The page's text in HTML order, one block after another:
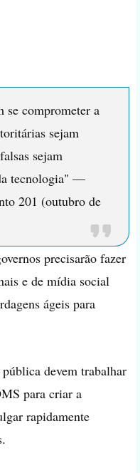
se comprometer a
sejam
sejam
tecnologia" —
201 (outubro de
precisarão fazer
e de mídia social
ágeis para
devem trabalhar
para criar a
rapidamente